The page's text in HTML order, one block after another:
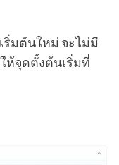
ริ่มต้นใหม่ จะไม่มี
ห้จุดตั้งต้นเริ่มที่